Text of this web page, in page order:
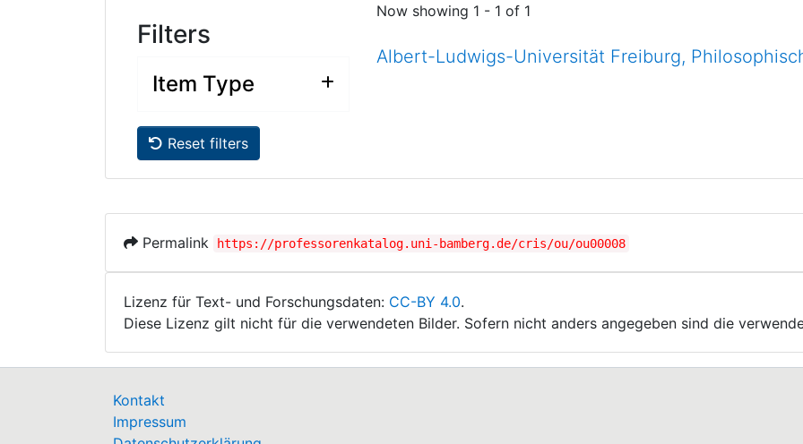
Filters
Item Type
Reset filters
Now showing 1 - 1 of 1
Albert-Ludwigs-Universität Freiburg,
Permalink https://professorenkatalog.uni-bamberg.de/cris/ou/ou00008
Lizenz für Text- und Forschungsdaten: CC-BY 4.0.
Diese Lizenz gilt nicht für die verwendeten Bilder. Sofern nicht anders angegeben sind die
Kontakt
Impressum